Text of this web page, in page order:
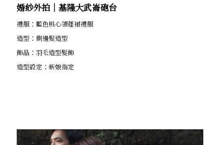
婚紗外拍│基隆大武崙砲台
禮服：藍色桃心領蓬裙禮服
造型：側邊髮造型
飾品：羽毛造型髮飾
造型設定：新娘指定